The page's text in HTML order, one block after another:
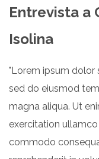
Entrevista a
Isolina
"Lorem ipsum dolor
sed do eiusmod
magna aliqua. Ut
exercitation
commodo